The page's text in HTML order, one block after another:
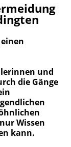
einen
und
die Gänge
Wissen
kann.